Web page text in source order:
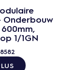
Onderbouw
1/1GN